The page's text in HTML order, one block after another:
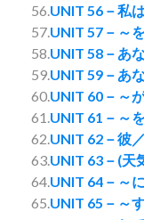
56.UNIT 56－私
57.UNIT 57－～
58.UNIT 58－あ
59.UNIT 59－あ
60.UNIT 60－～
61.UNIT 61－～
62.UNIT 62－彼
63.UNIT 63－(天
64.UNIT 64－～
65.UNIT 65－～